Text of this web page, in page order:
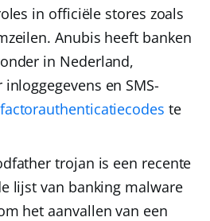
in officiële stores zoals
Anubis heeft banken
in Nederland,
en SMS-
te
trojan is een recente
lijst van banking malware
het aanvallen van een